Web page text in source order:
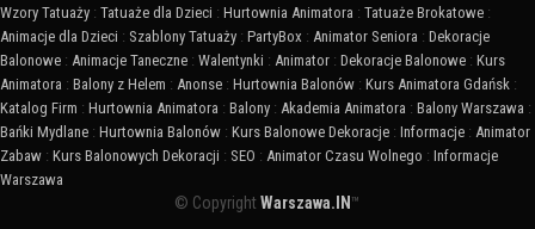
Wzory Tatuaży : Tatuaże dla Dzieci : Hurtownia Animatora : Tatuaże Brokatowe :
Animacje dla Dzieci : Szablony Tatuaży : PartyBox : Animator Seniora : Dekoracje
Balonowe : Animacje Taneczne : Walentynki : Animator : Dekoracje Balonowe : Kurs
Animatora : Balony z Helem : Anonse : Hurtownia Balonów : Kurs Animatora Gdańsk :
Katalog Firm : Hurtownia Animatora : Balony : Akademia Animatora : Balony Warszawa :
Bańki Mydlane : Hurtownia Balonów : Kurs Balonowe Dekoracje : Informacje : Animator
Zabaw : Kurs Balonowych Dekoracji : SEO : Animator Czasu Wolnego : Informacje
Warszawa
© CopyrightWarszawa.IN ™